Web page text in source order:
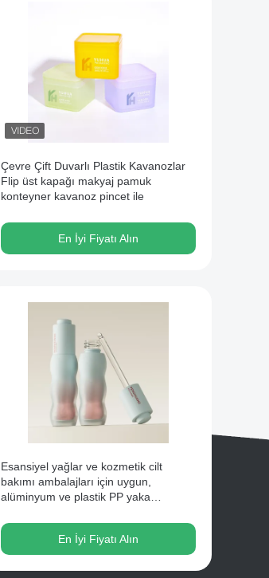
Çevre Çift Duvarlı Plastik Kavanozlar
Flip üst kapağı makyaj pamuk
konteyner kavanoz pincet ile
En İyi Fiyatı Alın
Esansiyel yağlar ve kozmetik cilt
bakımı ambalajları için uygun,
alüminyum ve plastik PP yaka
şişesi
En İyi Fiyatı Alın